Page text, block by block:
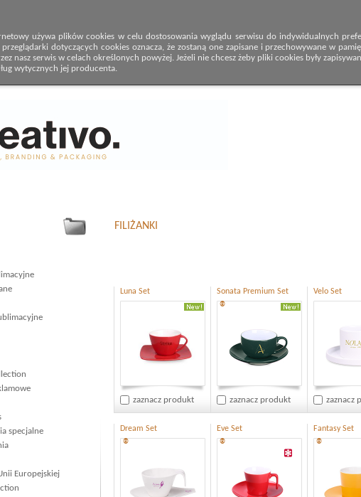
używa plików cookies w celu dostosowania wyglądu serwisu do indywidualnych
dotyczących cookies oznacza, że zostaną one zapisane i przechowywane w
nasz serwis w celach określonych powyżej. Jeżeli nie chcesz żeby pliki cookies były
wytycznych jej producenta.
specjalne
Europejskiej
FILIŻANKI
Luna Set
zaznacz produkt
Sonata Premium Set
®
zaznacz produkt
Velo Set
zaznacz
Dream Set
®
Eve Set
®
Fantasy Set
®